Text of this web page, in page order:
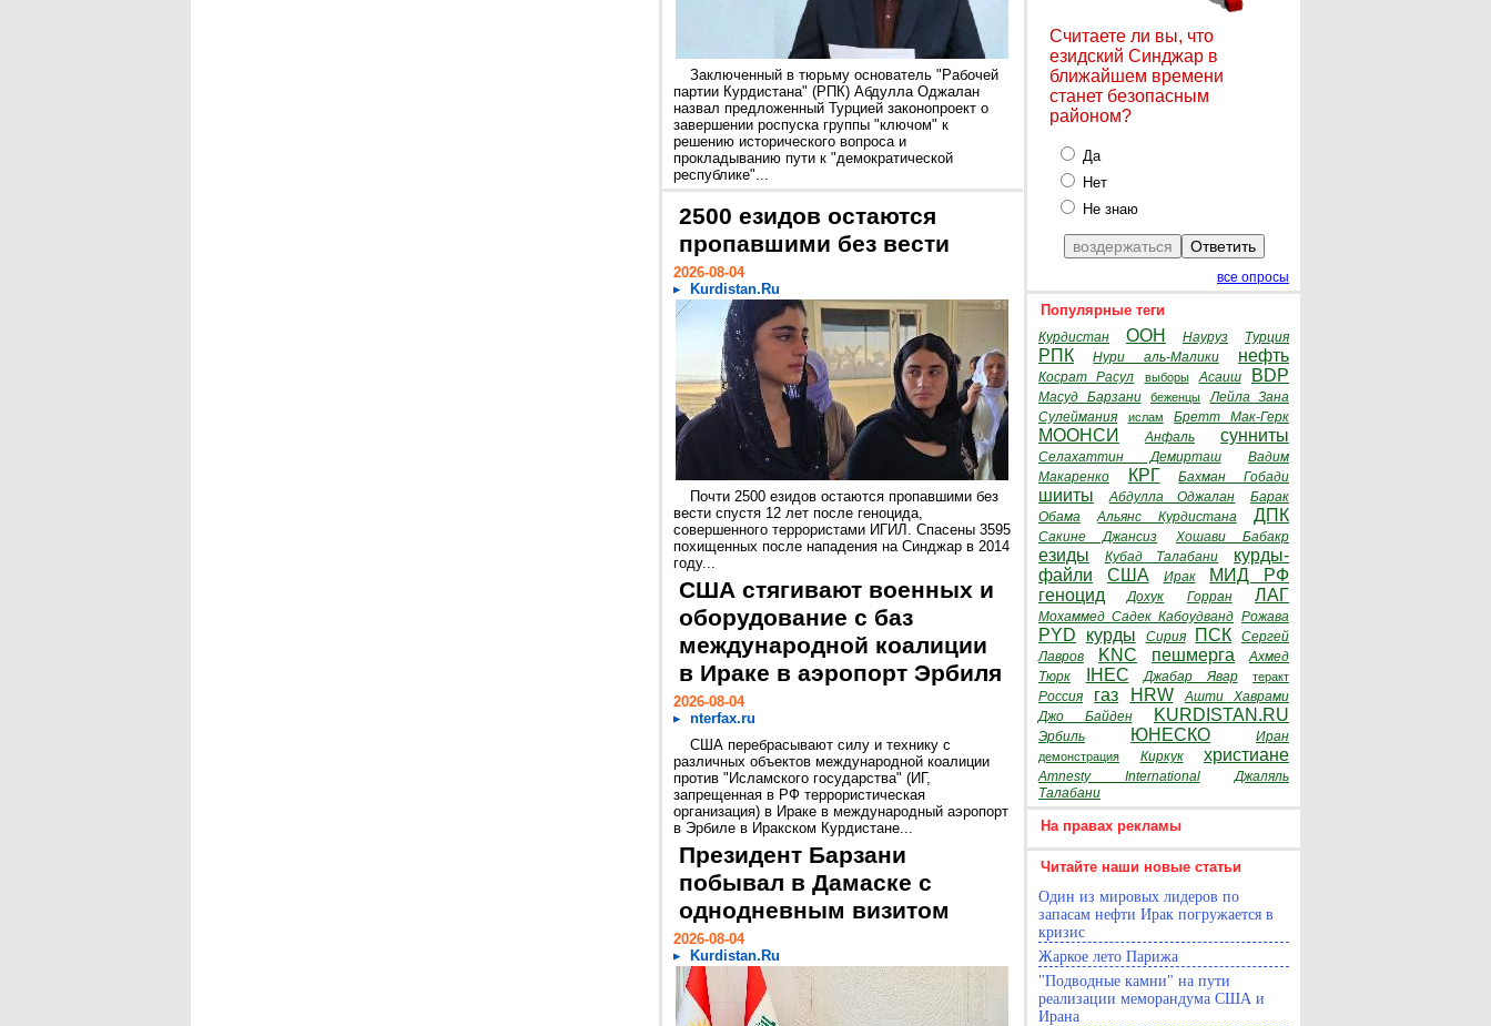
Заключенный в тюрьму основатель "Рабочей
партии Курдистана" (РПК) Абдулла Оджалан
назвал предложенный Турцией законопроект о
завершении роспуска группы "ключом" к
решению исторического вопроса и
прокладыванию пути к "демократической
республике"...
2500 езидов остаются
пропавшими без вести
2026-08-04
Kurdistan.Ru
Почти 2500 езидов остаются пропавшими без
вести спустя 12 лет после геноцида,
совершенного террористами ИГИЛ. Спасены 3595
похищенных после нападения на Синджар в 2014
году...
США стягивают военных и
оборудование с баз
международной коалиции
в Ираке в аэропорт Эрбиля
2026-08-04
nterfax.ru
США перебрасывают силу и технику с
различных объектов международной коалиции
против "Исламского государства" (ИГ,
запрещенная в РФ террористическая
организация) в Ираке в международный аэропорт
в Эрбиле в Иракском Курдистане...
Президент Барзани
побывал в Дамаске с
однодневным визитом
2026-08-04
Kurdistan.Ru
Считаете ли вы, что
езидский Синджар в
ближайшем времени
станет безопасным
районом?
Да
Нет
Не знаю
все опросы
Популярные теги
Курдистан ООН Науруз Турция
РПК Нури аль-Малики нефть
Косрат Расул выборы Асаиш BDP
Масуд Барзани беженцы
Лейла Зана
Сулеймания
ислам Бретт Мак-Герк
МООНСИ Анфаль сунниты
Селахаттин Демирташ
Вадим
Макаренко
КРГ Бахман Гобади
шииты Абдулла Оджалан
Барак
Обама
Альянс Курдистана ДПК
Сакине Джансиз Хошави Бабакр
езиды Кубад Талабани
курды-
файли
США Ирак
МИД РФ
геноцид
Дохук Горран ЛАГ
Мохаммед Садек Кабоудванд Рожава
PYD курды Сирия ПСК
Сергей
Лавров
KNC пешмерга
Ахмед
Тюрк
IHEC Джабар Явар теракт
Россия газ HRW
Ашти Хаврами
Джо Байден
KURDISTAN.RU
Эрбиль ЮНЕСКО Иран
демонстрация Киркук христиане
Amnesty International
Джаляль
Талабани
На правах рекламы
Читайте наши новые статьи
Один из мировых лидеров по
запасам нефти Ирак погружается в
кризис
Жаркое лето Парижа
"Подводные камни" на пути
реализации меморандума США и
Ирана